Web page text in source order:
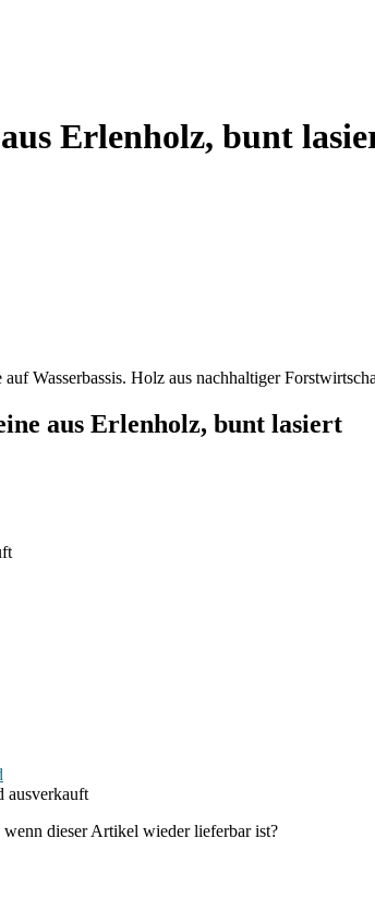
Erlenholz, bunt
Wasserbassis. Holz aus nachhaltiger
aus Erlenholz, bunt lasiert
ausverkauft
dieser Artikel wieder lieferbar ist?